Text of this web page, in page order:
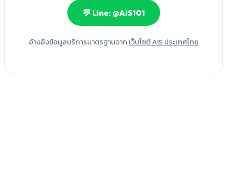
💬 Line: @AIS101
อ้างอิงข้อมูลบริการมาตรฐานจากเว็บไซต์ AIS ประเทศไทย